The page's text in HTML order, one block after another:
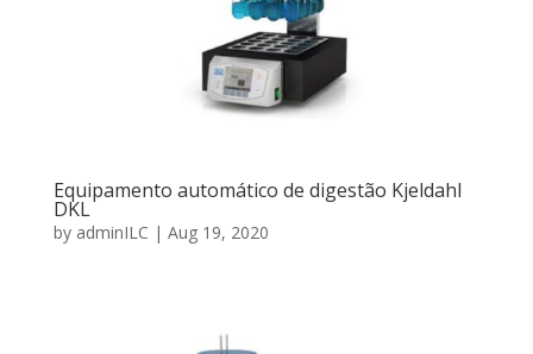
Equipamento automático de digestão Kjeldahl
DKL
by adminILC | Aug 19, 2020